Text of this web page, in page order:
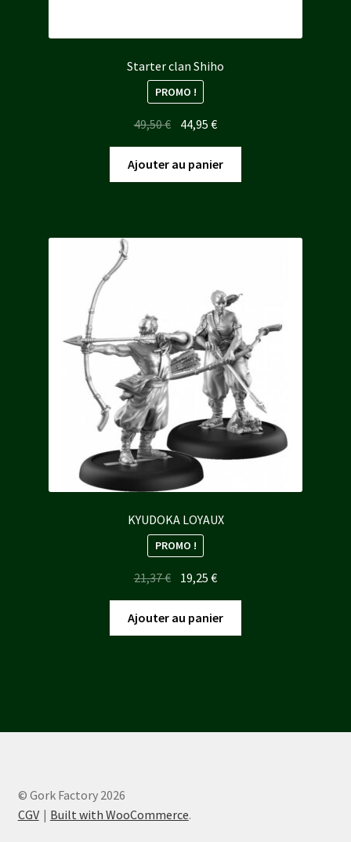
Starter clan Shiho
PROMO !
49,50€ Le
initial
était :
44,95€Le
actuel
est :
Ajouter au panier
KYUDOKA LOYAUX
PROMO !
21,37€ Le
prix
initial
était :
19,25€Le
prix
actuel
est :
Ajouter au panier
© Gork Factory 2026
CGV
Built with WooCommerce.